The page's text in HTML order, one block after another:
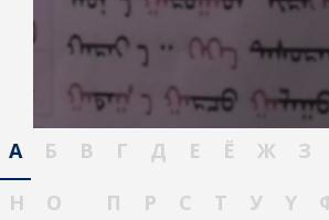
А Б В Г Д Е Ё Ж З
Н
О П Р С Т У Ү